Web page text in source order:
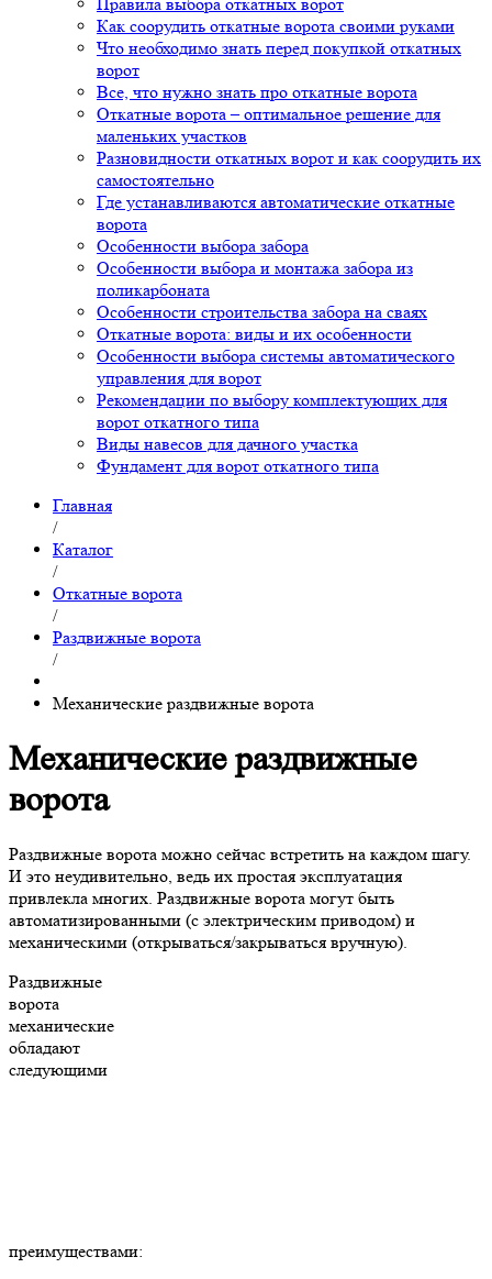
Как соорудить откатные ворота своими руками
Что необходимо знать перед покупкой откатных
ворот
Все, что нужно знать про откатные ворота
Откатные ворота – оптимальное решение для
маленьких участков
Разновидности откатных ворот и как соорудить их
самостоятельно
Где устанавливаются автоматические откатные
ворота
Особенности выбора забора
Особенности выбора и монтажа забора из
поликарбоната
Особенности строительства забора на сваях
Откатные ворота: виды и их особенности
Особенности выбора системы автоматического
управления для ворот
Рекомендации по выбору комплектующих для
ворот откатного типа
Виды навесов для дачного участка
Фундамент для ворот откатного типа
Главная
/
Каталог
/
Откатные ворота
/
Раздвижные ворота
/
Механические раздвижные ворота
Механические раздвижные
ворота
Раздвижные ворота можно сейчас встретить на каждом шагу.
И это неудивительно, ведь их простая эксплуатация
привлекла многих. Раздвижные ворота могут быть
автоматизированными (с электрическим приводом) и
механическими (открываться/закрываться вручную).
Раздвижные
ворота
механические
обладают
следующими
преимуществами: